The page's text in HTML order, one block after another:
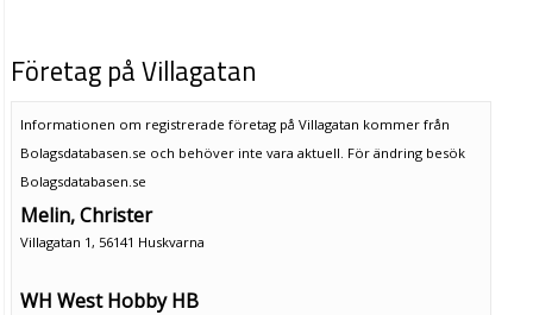
Företag på Villagatan
Informationen om registrerade företag på Villagatan kommer från
Bolagsdatabasen.se och behöver inte vara aktuell. För ändring besök
Bolagsdatabasen.se
Melin, Christer
Villagatan 1, 56141 Huskvarna
WH West Hobby HB